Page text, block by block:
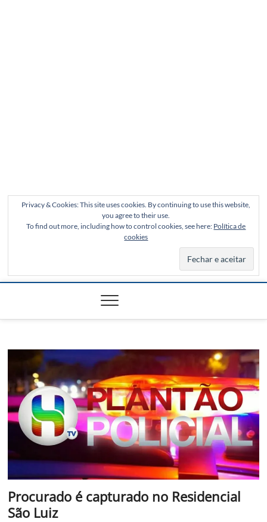
Privacy & Cookies: This site uses cookies. By continuing to use this website,
you agree to their use.
To find out more, including how to control cookies, see here: Política de
cookies
Procurado é capturado no Residencial
São Luiz